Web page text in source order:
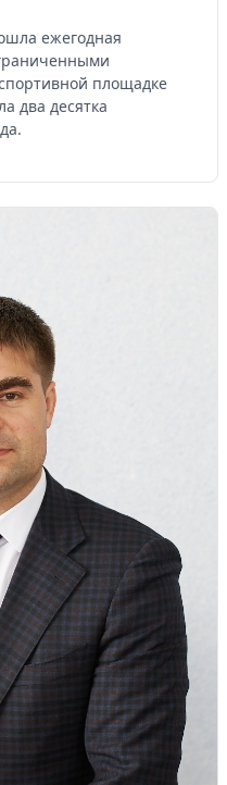
ежегодная
площадке
два десятка